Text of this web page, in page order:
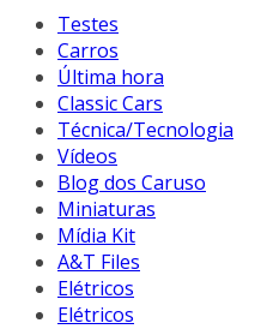
Testes
Carros
Última hora
Classic Cars
Técnica/Tecnologia
Vídeos
Blog dos Caruso
Miniaturas
Mídia Kit
A&T Files
Elétricos
Elétricos